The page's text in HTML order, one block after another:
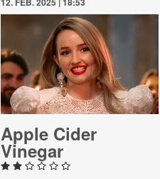
Apple Cider
Vinegar